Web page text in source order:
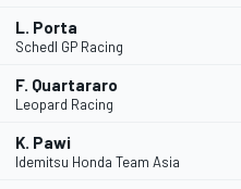
L. Porta
Schedl GP Racing
F. Quartararo
Leopard Racing
K. Pawi
Idemitsu Honda Team Asia